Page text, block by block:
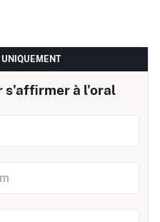
UNIQUEMENT
s'affirmer à l'oral